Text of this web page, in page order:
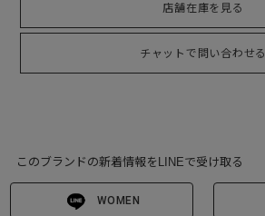
店舗在庫を見る
チャットで問い合わせる
このブランドの新着情報をLINEで受け取る
WOMEN